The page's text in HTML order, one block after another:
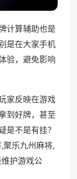
计算辅助也是
是在大家手机
验，避免影响
家反映在游戏
到好牌，甚至
是不是有挂？
聚乐九州麻将,
护游戏公